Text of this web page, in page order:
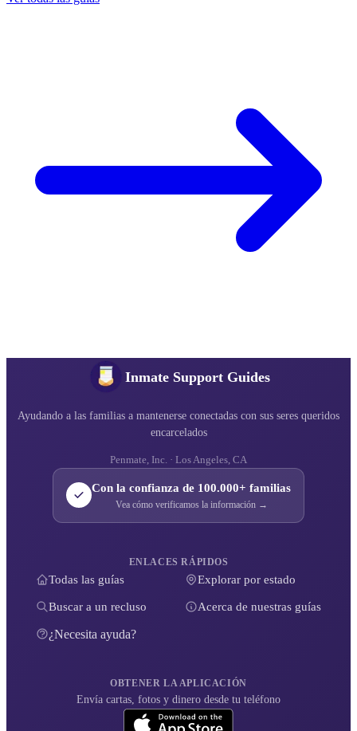
Inmate Support Guides
Ayudando a las familias a mantenerse conectadas con sus seres queridos
encarcelados
Penmate, Inc. · Los Angeles, CA
Con la confianza de 100.000+ familias
Vea cómo verificamos la información →
ENLACES RÁPIDOS
Todas las guías Explorar por estado
Buscar a un recluso Acerca de nuestras guías
¿Necesita ayuda?
OBTENER LA APLICACIÓN
Envía cartas, fotos y dinero desde tu teléfono